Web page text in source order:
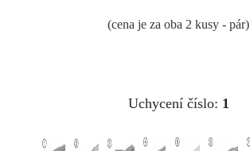
(cena je za oba 2 kusy - pár)
Uchycení číslo: 1